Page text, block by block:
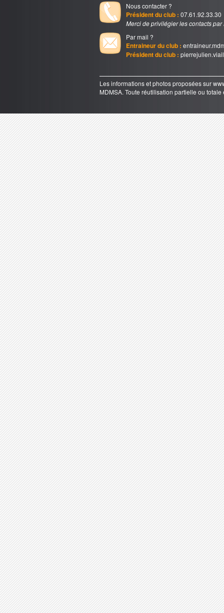
Nous contacter ?
Président du club : 07.61.92.33.30
Merci de privilégier les contacts par
Par mail ?
Entraineur du club :
Président du club :
Les informations et photos proposées sur
MDMSA. Toute réutilisation partielle ou totale